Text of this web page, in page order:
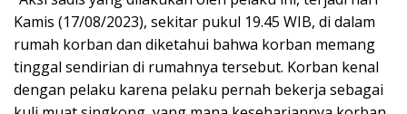
Kamis (17/08/2023), sekitar pukul 19.45 WIB, di dalam
rumah korban dan diketahui bahwa korban memang
tinggal sendirian di rumahnya tersebut. Korban kenal
dengan pelaku karena pelaku pernah bekerja sebagai